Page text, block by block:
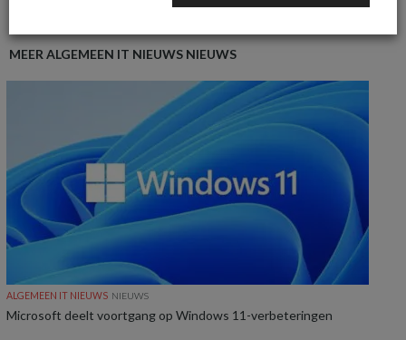
MEER ALGEMEEN IT NIEUWS NIEUWS
ALGEMEEN IT NIEUWS NIEUWS
Microsoft deelt voortgang op Windows 11-verbeteringen